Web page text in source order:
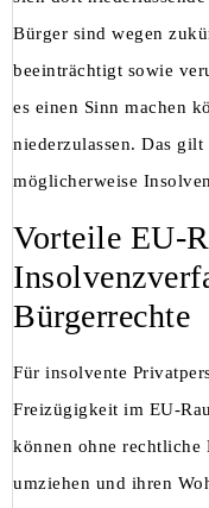
Bürger sind wegen
beeinträchtigt sowie
es einen Sinn machen
niederzulassen. Das
möglicherweise
Vorteile EU-
Bürgerrechte
Für insolvente
Freizügigkeit im EU-
können ohne rechtliche
umziehen und ihren